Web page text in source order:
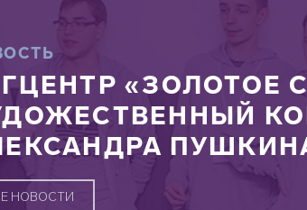
«ЗОЛОТОЕ
НОВОСТИ